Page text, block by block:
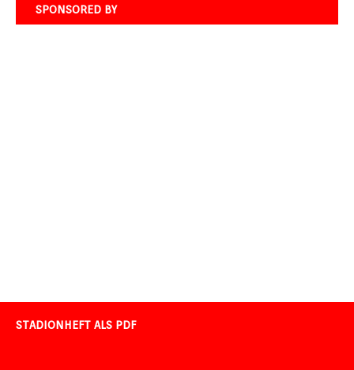
SPONSORED BY
STADIONHEFT ALS PDF